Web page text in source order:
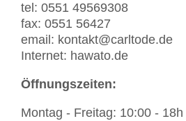
tel: 0551 49569308
fax: 0551 56427
email: kontakt@carltode.de
Internet: hawato.de
Öffnungszeiten:
Montag - Freitag: 10:00 - 18h